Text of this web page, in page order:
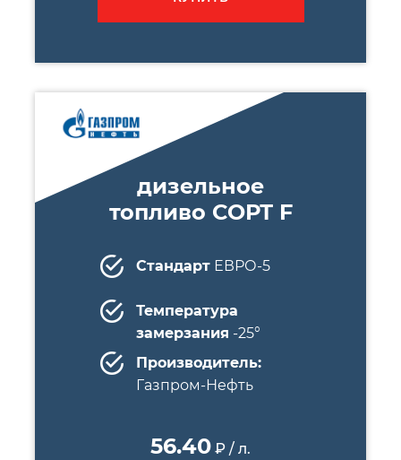
дизельное
топливо СОРТ F
СтандартЕВРО-5
Температура
замерзания -25°
Производитель:
Газпром-Нефть
56.40 ₽ / л.